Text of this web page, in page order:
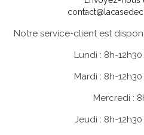
Notre service-client est
Lundi : 8h-
Mardi : 8h-
Mercredi :
Jeudi : 8h-